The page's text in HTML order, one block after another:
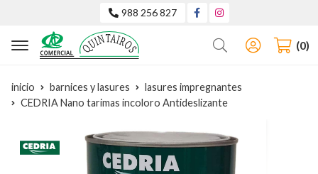
988 256 827
Buscar 0
inicio barnices y lasures
lasures impregnantes
CEDRIA Nano tarimas incoloro Antideslizante